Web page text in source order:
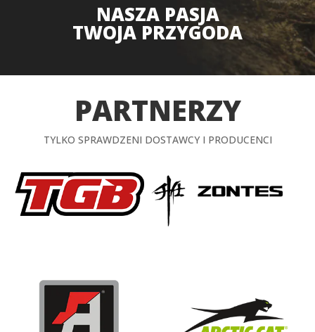
NASZA PASJA
TWOJA PRZYGODA
PARTNERZY
TYLKO SPRAWDZENI DOSTAWCY I PRODUCENCI